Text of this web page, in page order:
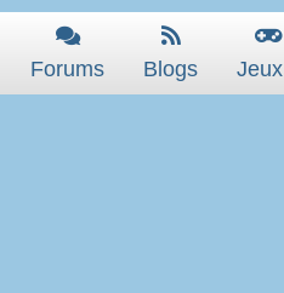
Forums Blogs Jeux